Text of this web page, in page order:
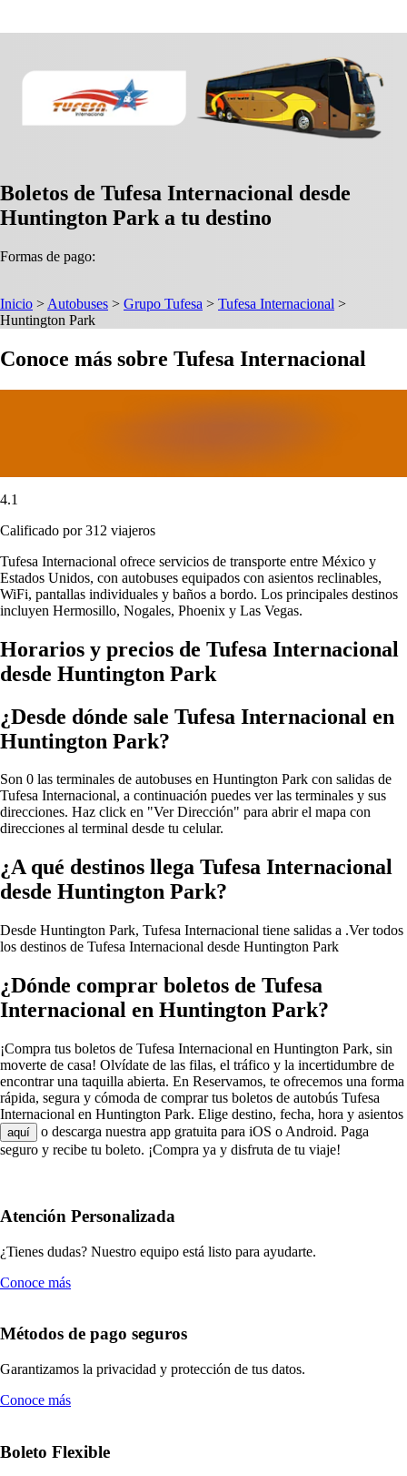
Boletos de Tufesa Internacional desde
Huntington Park a tu destino
Formas de pago:
Inicio > Autobuses > Grupo Tufesa > Tufesa Internacional >
Huntington Park
Conoce más sobre Tufesa Internacional
4.1
Calificado por 312 viajeros
Tufesa Internacional ofrece servicios de transporte entre México y
Estados Unidos, con autobuses equipados con asientos reclinables,
WiFi, pantallas individuales y baños a bordo. Los principales destinos
incluyen Hermosillo, Nogales, Phoenix y Las Vegas.
Horarios y precios de Tufesa Internacional
desde Huntington Park
¿Desde dónde sale Tufesa Internacional en
Huntington Park?
Son 0 las terminales de autobuses en Huntington Park con salidas de
Tufesa Internacional, a continuación puedes ver las terminales y sus
direcciones. Haz click en "Ver Dirección" para abrir el mapa con
direcciones al terminal desde tu celular.
¿A qué destinos llega Tufesa Internacional
desde Huntington Park?
Desde Huntington Park, Tufesa Internacional tiene salidas a .Ver todos
los destinos de Tufesa Internacional desde Huntington Park
¿Dónde comprar boletos de Tufesa
Internacional en Huntington Park?
¡Compra tus boletos de Tufesa Internacional en Huntington Park, sin
moverte de casa! Olvídate de las filas, el tráfico y la incertidumbre de
encontrar una taquilla abierta. En Reservamos, te ofrecemos una forma
rápida, segura y cómoda de comprar tus boletos de autobús Tufesa
Internacional en Huntington Park. Elige destino, fecha, hora y asientos
aquí
o descarga nuestra app gratuita para iOS o Android. Paga
seguro y recibe tu boleto. ¡Compra ya y disfruta de tu viaje!
Atención Personalizada
¿Tienes dudas? Nuestro equipo está listo para ayudarte.
Conoce más
Métodos de pago seguros
Garantizamos la privacidad y protección de tus datos.
Conoce más
Boleto Flexible